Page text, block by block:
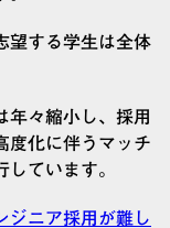
望する学生は全体
年々縮小し、採用
度化に伴うマッチ
ています。
ジニア採用が難し